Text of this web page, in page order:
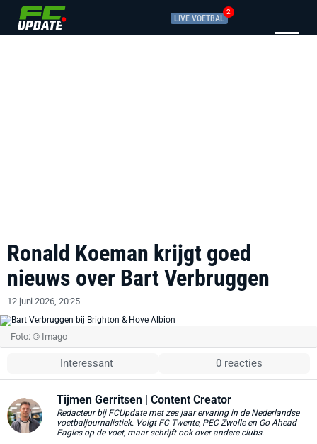
LIVE VOETBAL
2
Ronald Koeman krijgt goed
nieuws over Bart Verbruggen
12 juni 2026, 20:25
Foto: © Imago
Interessant 0 reacties
Tijmen Gerritsen | Content Creator
Redacteur bij FCUpdate met zes jaar ervaring in de Nederlandse
voetbaljournalistiek. Volgt FC Twente, PEC Zwolle en Go Ahead
Eagles op de voet, maar schrijft ook over andere clubs.